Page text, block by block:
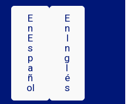
E
N
E
S
P
A
Ñ
Ol
E
N
I
N
G
L
É
S